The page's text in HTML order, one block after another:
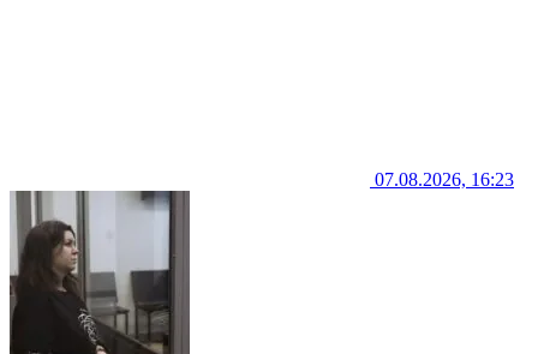
07.08.2026, 16:23